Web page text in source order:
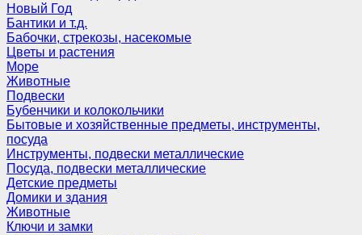
Новый Год
Бантики и т.д.
Бабочки, стрекозы, насекомые
Цветы и растения
Море
Животные
Подвески
Бубенчики и колокольчики
Бытовые и хозяйственные предметы, инструменты,
посуда
Инструменты, подвески металлические
Посуда, подвески металлические
Детские предметы
Домики и здания
Животные
Ключи и замки